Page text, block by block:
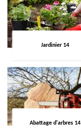
Jardinier 14
Abattage d'arbres 14